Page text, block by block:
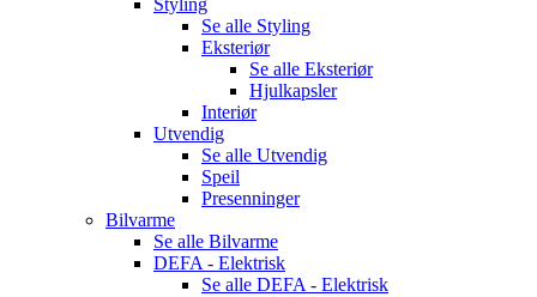
Se alle Styling
Eksteriør
Se alle Eksteriør
Hjulkapsler
Interiør
Utvendig
Se alle Utvendig
Speil
Presenninger
Bilvarme
Se alle Bilvarme
DEFA - Elektrisk
Se alle DEFA - Elektrisk